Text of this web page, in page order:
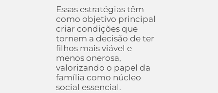
Essas estratégias têm
como objetivo principal
criar condições que
tornem a decisão de ter
filhos mais viável e
menos onerosa,
valorizando o papel da
família como núcleo
social essencial.